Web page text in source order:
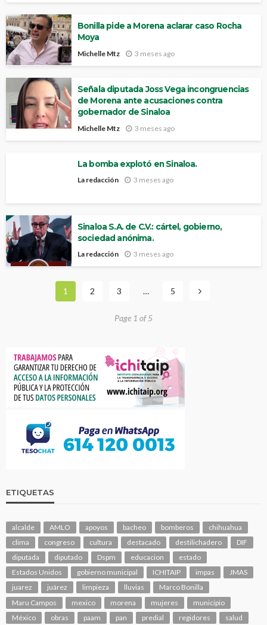
Bonilla pide a Morena aclarar caso Rocha
Moya
Michelle Mtz 3 meses ago
Señala diputada Joss Vega incongruencias
de Morena ante acusaciones contra
gobernador de Sinaloa
Michelle Mtz 3 meses ago
La bomba explotó en Sinaloa.
La redacción 3 meses ago
Sinaloa S.A. de C.V.: cártel, gobierno,
sociedad anónima.
La redacción 3 meses ago
1 2 3 … 5
Page 1 of 5
ETIQUETAS
alcalde AMLO apoyos bacheo bomberos
chihuahua
clima
congreso cultura destacado destilichadero
DIF
diputada
diputado Dspm educacion
estado
Estados Unidos
gobierno municipal ICHITAIP impas
JMAS
juarez
juárez limpieza lluvias
Marco Bonilla
Maru Campos
mexico morena mujeres
municipio
México
obras paam pan predial regidores
salud